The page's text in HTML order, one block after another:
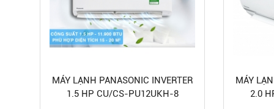
MÁY LẠNH PANASONIC INVERTER
1.5 HP CU/CS-PU12UKH-8
MÁY
2.0